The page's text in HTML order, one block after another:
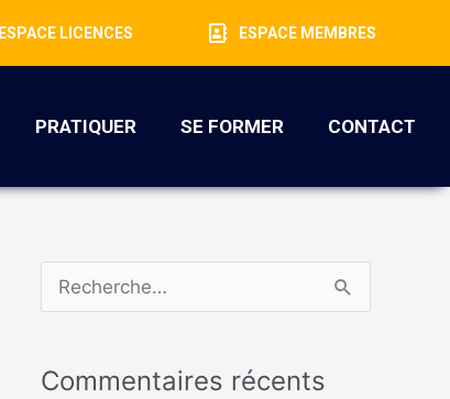
ESPACE LICENCES ESPACE MEMBRES
PRATIQUER SE FORMER CONTACT
c
Commentaires récents